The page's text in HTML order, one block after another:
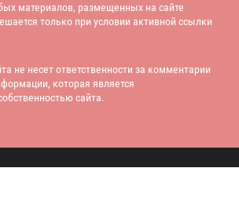
материалов, размещенных на сайте
только при условии активной ссылки
не несет ответственности за комментарии
которая является
сайта.